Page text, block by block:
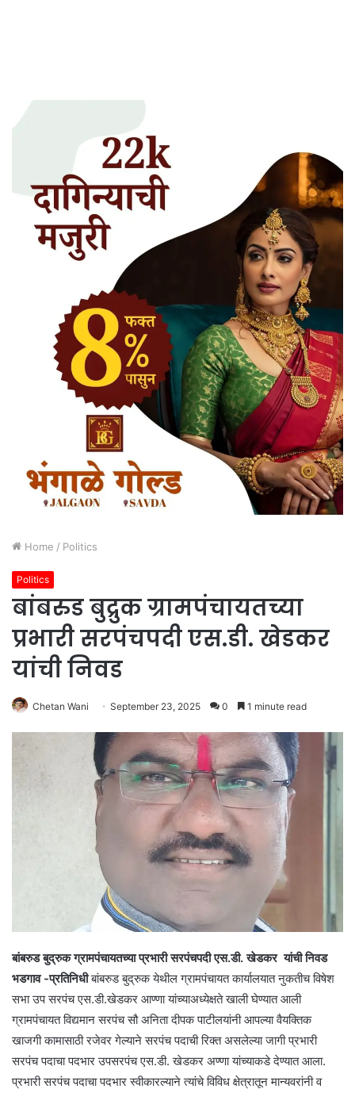
Home / Politics
Politics
बांबरुड बुद्रुक ग्रामपंचायतच्या
प्रभारी सरपंचपदी एस.डी. खेडकर
यांची निवड
Chetan Wani September 23, 2025 0 1 minute read
बांबरुड बुद्रुक ग्रामपंचायतच्या प्रभारी सरपंचपदी एस.डी. खेडकर यांची निवड
भडगाव -प्रतिनिधीबांबरुड बुद्रुक येथील ग्रामपंचायत कार्यालयात नुकतीच विषेश
सभा उप सरपंच एस.डी.खेडकर आण्णा यांच्याअध्येक्षते खाली घेण्यात आली
ग्रामपंचायत विद्यमान सरपंच सौ अनिता दीपक पाटीलयांनी आपल्या वैयक्तिक
खाजगी कामासाठी रजेवर गेल्याने सरपंच पदाची रिक्त असलेल्या जागी प्रभारी
सरपंच पदाचा पदभार उपसरपंच एस.डी. खेडकर अण्णा यांच्याकडे देण्यात आला.
प्रभारी सरपंच पदाचा पदभार स्वीकारल्याने त्यांचे विविध क्षेत्रातून मान्यवरांनी व